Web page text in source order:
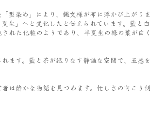
型染め」により、縄文様が布に浮かび上がりま
生」へと変化したと伝えられています。藍と白
れた化粧のようであり、半夏生の緑の葉が白く
ます。藍と茶が織りなす静謐な空間で、五感を
は静かな物語を見つめます。忙しさの向こう側